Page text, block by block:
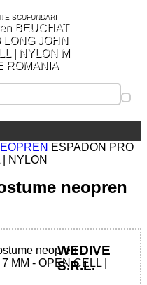
SCUFUNDARI
ROMANIA
ESPADON PRO
NYLON
neopren
WEDIVE
S.R.L.